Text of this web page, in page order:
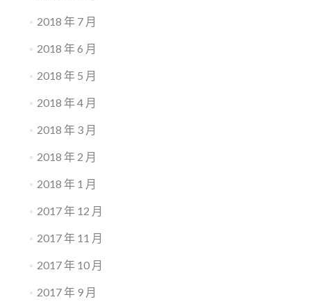
2018 年 7 月
2018 年 6 月
2018 年 5 月
2018 年 4 月
2018 年 3 月
2018 年 2 月
2018 年 1 月
2017 年 12 月
2017 年 11 月
2017 年 10 月
2017 年 9 月